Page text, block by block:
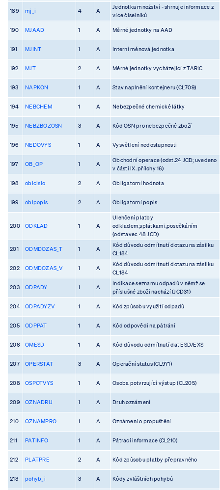
189 mj_i 4 A
Jednotka množství - shrnuje informace z
více číselníků
190 MJAAD 1 A Měrné jednotky na AAD
191 MJINT 1 A Interní měnová jednotka
192 MJT 2 A Měrné jednotky vycházející z TARIC
193 NAPKON 1 A Stav naplnění kontejneru (CL709)
194 NEBCHEM 1 A Nebezpečné chemické látky
195 NEBZBOZOSN 3 A Kód OSN pro nebezpečné zboží
196 NEDOVYS 1 A Vysvětlení nedostupnosti
197 OB_OP 1 A
Obchodní operace (odst.24 JCD; uvedeno
v části IX. přílohy 16)
198 oblcislo 2 A Obligatorní hodnota
199 oblpopis 2 A Obligatorní popis
200 ODKLAD 1 A
Ulehčení platby
odkladem,splátkami,posečkáním
(odstavec 48 JCD)
201 ODMDOZAS_T 1 A
Kód důvodu odmítnutí dotazu na zásilku
CL184
202 ODMDOZAS_V 1 A
Kód důvodu odmítnutí dotazu na zásilku
CL184
203 ODPADY 1 A
Indikace seznamu odpadů v němž se
příslušné zboží nachází (JCD31)
204 ODPADYZV 1 A Kód způsobu využití odpadů
205 ODPPAT 1 A Kód odpovědi na pátrání
206 OMESD 1 A Kód důvodu odmítnutí dat ESD/EXS
207 OPERSTAT 3 A Operační status (CL971)
208 OSPOTVYS 1 A Osoba potvrzující výstup (CL205)
209 OZNADRU 1 A Druh oznámení
210 OZNAMPRO 1 A Oznámení o propuštění
211 PATINFO 1 A Pátrací informace (CL210)
212 PLATPRE 2 A Kód způsobu platby přepravného
213 pohyb_i 3 A Kódy zvláštních pohybů